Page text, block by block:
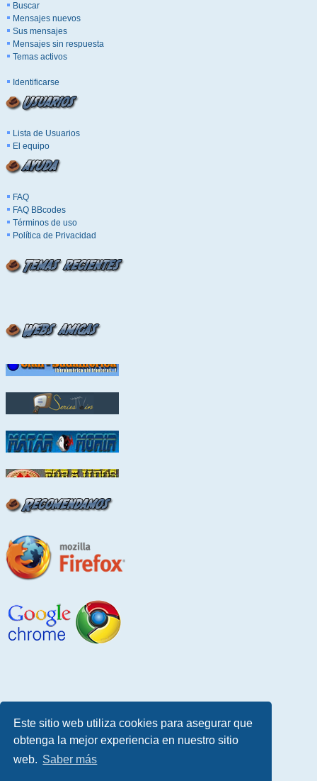
Este sitio web utiliza cookies para asegurar que
obtenga la mejor experiencia en nuestro sitio
web. Saber más
Buscar
Mensajes nuevos
Sus mensajes
Mensajes sin respuesta
Temas activos
Identificarse
Lista de Usuarios
El equipo
FAQ
FAQ BBcodes
Términos de uso
Política de Privacidad